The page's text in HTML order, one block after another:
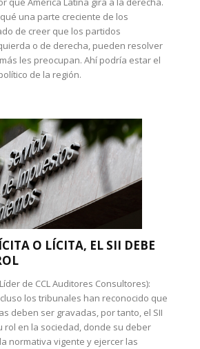
una parte creciente de los
de creer que los partidos
o de derecha, pueden resolver
les preocupan. Ahí podría estar el
de la región.
O LÍCITA, EL SII DEBE
de CCL Auditores Consultores):
los tribunales han reconocido que
deben ser gravadas, por tanto, el SII
rol en la sociedad, donde su deber
normativa vigente y ejercer las